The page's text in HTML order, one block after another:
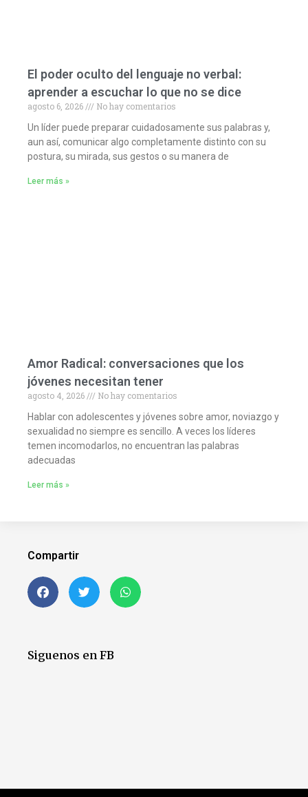
El poder oculto del lenguaje no verbal:
aprender a escuchar lo que no se dice
agosto 6, 2026
No hay comentarios
Un líder puede preparar cuidadosamente sus palabras y,
aun así, comunicar algo completamente distinto con su
postura, su mirada, sus gestos o su manera de
Leer más »
Amor Radical: conversaciones que los
jóvenes necesitan tener
agosto 4, 2026
No hay comentarios
Hablar con adolescentes y jóvenes sobre amor, noviazgo y
sexualidad no siempre es sencillo. A veces los líderes
temen incomodarlos, no encuentran las palabras
adecuadas
Leer más »
Compartir
Siguenos en FB